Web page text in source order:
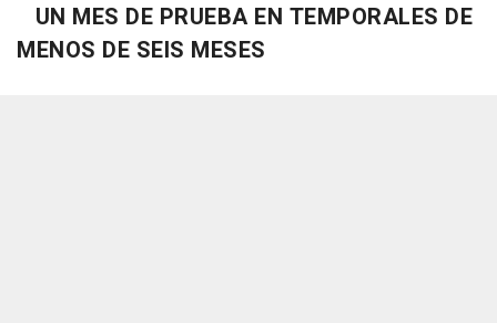
UN MES DE PRUEBA EN TEMPORALES DE
MENOS DE SEIS MESES